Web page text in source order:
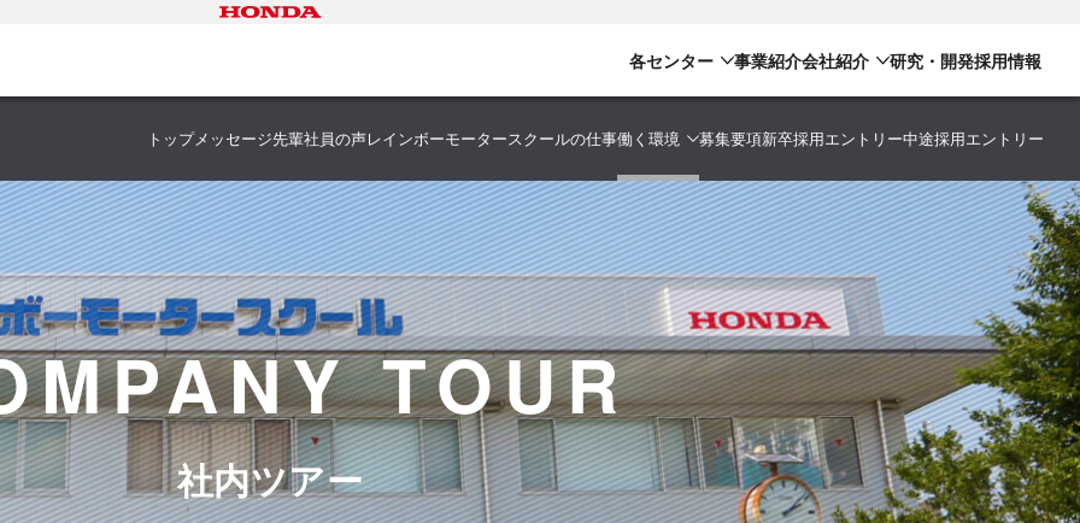
各センター 事業紹介会社紹介 研究・開発採用情報
トップメッセージ先輩社員の声レインボーモータースクールの仕事働く環境 募集要項新卒採用エントリー中途採用エントリー
TOUR
社内ツアー